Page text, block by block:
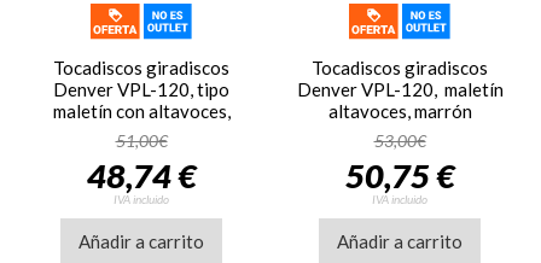
Tocadiscos giradiscos
Denver VPL-120, tipo
maletín con altavoces,
USB, negro
51,00€
48,74 €
IVA incluido
Añadir a carrito
Tocadiscos giradiscos
Denver VPL-120, maletín
altavoces, marrón
53,00€
50,75 €
IVA incluido
Añadir a carrito